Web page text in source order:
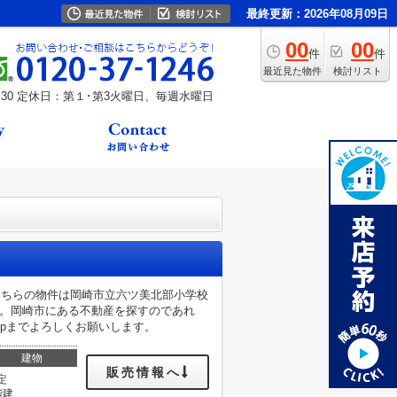
最終更新：2026年08月09日
00件
最近見た物件
00件
検討リスト
定休日：第１･第3火曜日、毎週水曜日
らの物件は岡崎市立六ツ美北部小学校
岡崎市にある不動産を探すのであれ
でよろしくお願いします。
建物
建
販売情報へ